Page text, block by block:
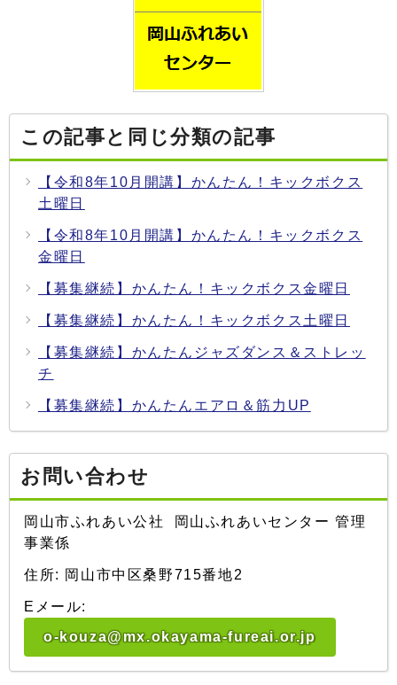
この記事と同じ分類の記事
【令和8年10月開講】かんたん！キックボクス
土曜日
【令和8年10月開講】かんたん！キックボクス
金曜日
【募集継続】かんたん！キックボクス金曜日
【募集継続】かんたん！キックボクス土曜日
【募集継続】かんたんジャズダンス＆ストレッ
チ
【募集継続】かんたんエアロ＆筋力UP
お問い合わせ
岡山市ふれあい公社 岡山ふれあいセンター 管理
事業係
住所: 岡山市中区桑野715番地2
Eメール:
o-kouza@mx.okayama-fureai.or.jp